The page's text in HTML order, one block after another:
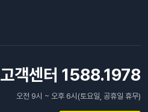
고객센터 1588.1978
오전 9시 ~ 오후 6시(토요일, 공휴일 휴무)